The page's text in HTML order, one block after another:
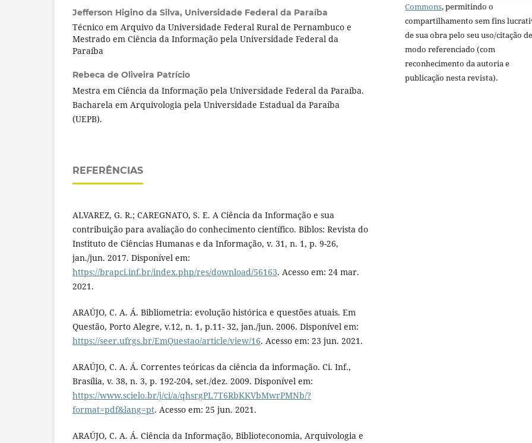
Jefferson Higino da Silva, Universidade Federal da Paraíba
Técnico em Arquivo da Universidade Federal Rural de Pernambuco e
Mestrado em Ciência da Informação pela Universidade Federal da
Paraíba
Rebeca de Oliveira Patrício
Mestra em Ciência da Informação pela Universidade Federal da Paraíba.
Bacharela em Arquivologia pela Universidade Estadual da Paraíba
(UEPB).
REFERÊNCIAS
ALVAREZ, G. R.; CAREGNATO, S. E. A Ciência da Informação e sua
contribuição para avaliação do conhecimento científico. Biblos: Revista do
Instituto de Ciências Humanas e da Informação, v. 31, n. 1, p. 9-26,
jan./jun. 2017. Disponível em:
https://brapci.inf.br/index.php/res/download/56163. Acesso em: 24 mar.
2021.
ARAÚJO, C. A. Á. Bibliometria: evolução histórica e questões atuais. Em
Questão, Porto Alegre, v.12, n. 1, p.11- 32, jan./jun. 2006. Disponível em:
https://seer.ufrgs.br/EmQuestao/article/view/16. Acesso em: 23 jun. 2021.
ARAÚJO, C. A. Á. Correntes teóricas da ciência da informação. Ci. Inf.,
Brasília, v. 38, n. 3, p. 192-204, set./dez. 2009. Disponível em:
https://www.scielo.br/j/ci/a/qhsrgPL7T6RbKKVbMwrPMNb/?
format=pdf&lang=pt. Acesso em: 25 jun. 2021.
ARAÚJO, C. A. Á. Ciência da Informação, Biblioteconomia, Arquivologia e
Commons, permitindo o
compartilhamento sem fins
de sua obra pelo seu uso/citação de
modo referenciado (com
reconhecimento da autoria e
publicação nesta revista).